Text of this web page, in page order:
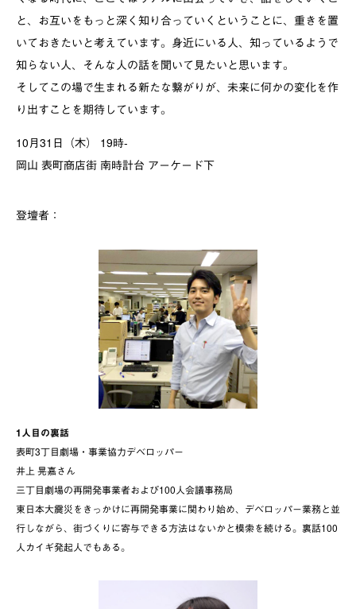
と、お互いをもっと深く知り合っていくということに、重きを置
いておきたいと考えています。身近にいる人、知っているようで
知らない人、そんな人の話を聞いて見たいと思います。
そしてこの場で生まれる新たな繋がりが、未来に何かの変化を作
り出すことを期待しています。
10月31日（木） 19時-
岡山 表町商店街 南時計台 アーケード下
登壇者：
1人目の裏話
表町3丁目劇場・事業協力デベロッパー
井上 晃嘉さん
三丁目劇場の再開発事業者および100人会議事務局
東日本大震災をきっかけに再開発事業に関わり始め、デベロッパー業務と並
行しながら、街づくりに寄与できる方法はないかと模索を続ける。裏話100
人カイギ発起人でもある。